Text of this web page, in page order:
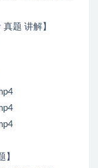
题 讲解】
】